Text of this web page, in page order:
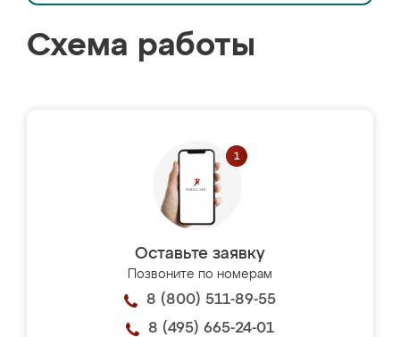
Схема работы
Оставьте заявку
Позвоните по номерам
8 (800) 511-89-55
8 (495) 665-24-01